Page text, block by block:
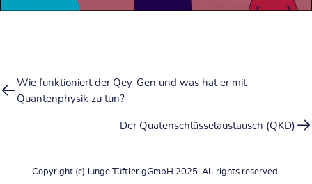
Wie funktioniert der Qey-Gen und was hat er mit
Quantenphysik zu tun?
Der Quatenschlüsselaustausch (QKD)
Copyright (c) Junge Tüftler gGmbH 2025. All rights reserved.